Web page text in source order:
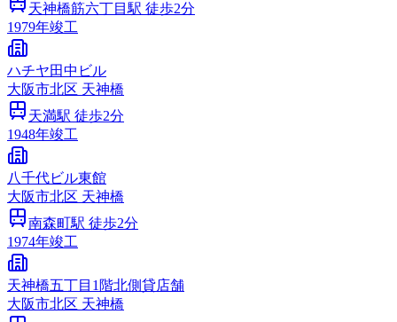
天神橋筋六丁目 駅 徒歩2分
1979年竣工
ハチヤ田中ビル
大阪市北区 天神橋
天満駅 徒歩2分
1948年竣工
八千代ビル東館
大阪市北区 天神橋
南森町駅 徒歩2分
1974年竣工
天神橋五丁目1階北側貸店舗
大阪市北区 天神橋